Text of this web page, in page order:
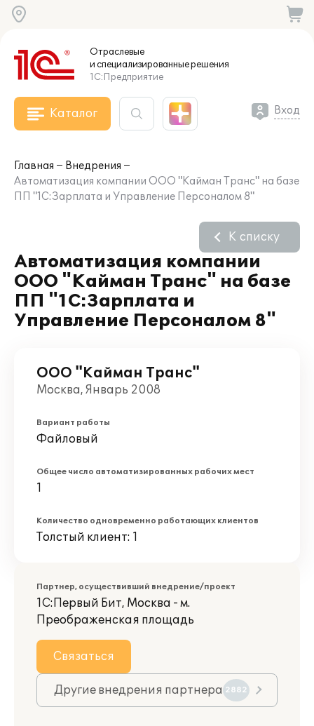
Отраслевые
и специализированныерешения
1С:Предприятие
Каталог Вход
Главная
Внедрения
Автоматизация компании ООО "Кайман Транс" на базе
ПП "1С:Зарплата и Управление Персоналом 8"
Автоматизация компании
ООО "Кайман Транс" на базе
ПП "1С:Зарплата и
Управление Персоналом 8"
К списку
ООО "Кайман Транс"
Москва, Январь 2008
Вариант работы
Файловый
Общее число автоматизированных рабочих мест
1
Количество одновременно работающих клиентов
Толстый клиент: 1
Партнер, осуществивший внедрение/проект
1С:Первый Бит, Москва - м.
Преображенская площадь
Связаться
Другие внедрения партнера 2882